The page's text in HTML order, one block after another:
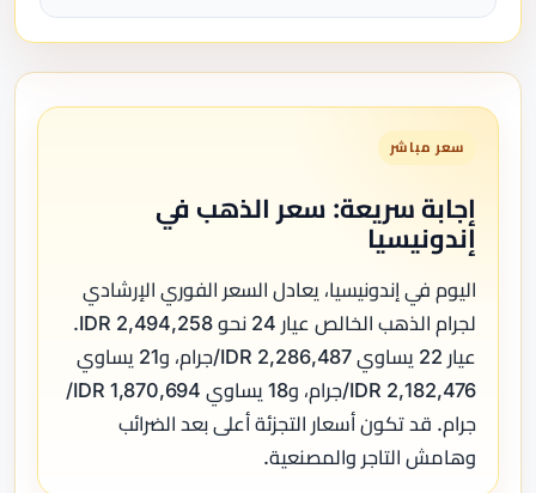
سعر مباشر
إجابة سريعة: سعر الذهب في
إندونيسيا
اليوم في إندونيسيا، يعادل السعر الفوري الإرشادي
لجرام الذهب الخالص عيار 24 نحو 2,494,258 IDR.
عيار 22 يساوي 2,286,487 IDR/جرام، و21 يساوي
2,182,476 IDR/جرام، و18 يساوي 1,870,694 IDR/
جرام. قد تكون أسعار التجزئة أعلى بعد الضرائب
وهامش التاجر والمصنعية.